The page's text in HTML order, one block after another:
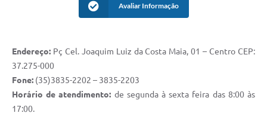
Avaliar Informação
Endereço: Pç Cel. Joaquim Luiz da Costa Maia, 01 – Centro CEP:
37.275-000
Fone: (35)3835-2202 – 3835-2203
Horário de atendimento: de segunda à sexta feira das 8:00 às
17:00.